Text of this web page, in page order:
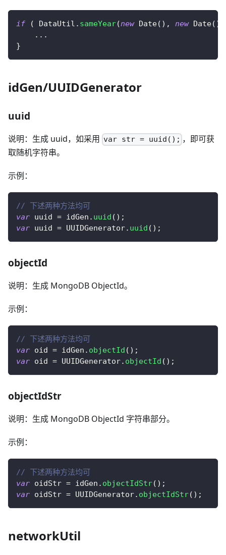
if ( DataUtil . sameYear(new Date( ) , new Date( )
...
}
idGen/UUIDGenerator
uuid
说明：生成 uuid，如采用 var str = uuid(); ，即可获
取随机字符串。
示例：
// 下述两种方法均可
var uuid = idGen . uuid ( ) ;
var uuid = UUIDGenerator. uuid ( ) ;
objectId
说明：生成 MongoDB ObjectId。
示例：
// 下述两种方法均可
var oid = idGen . objectId ( ) ;
var oid = UUIDGenerator. objectId ( ) ;
objectIdStr
说明：生成 MongoDB ObjectId 字符串部分。
示例：
// 下述两种方法均可
var oidStr = idGen . objectIdStr( ) ;
var oidStr = UUIDGenerator. objectIdStr( ) ;
networkUtil